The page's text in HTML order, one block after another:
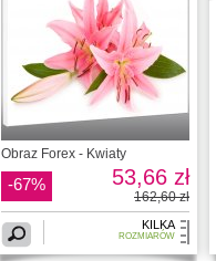
Obraz Forex - Kwiaty
-67% 53,66 zł
162,60 zł
KILKA
ROZMIARÓW